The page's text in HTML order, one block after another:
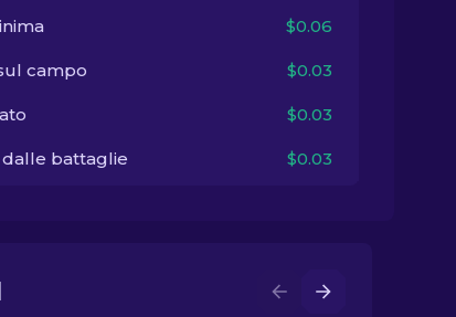
$0.06
campo $0.03
$0.03
dalle battaglie $0.03